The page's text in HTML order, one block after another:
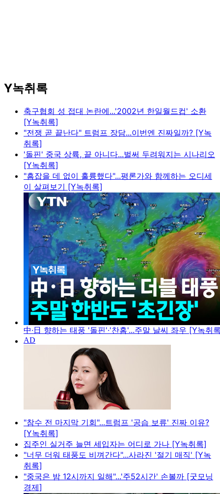
Y녹취록
축구협회 성 접대 논란에...'2002년 한일월드컵' 소환
[Y녹취록]
"전쟁 곧 끝난다" 트럼프 장담...이번엔 진짜일까? [Y녹
취록]
'돌핀' 중국 상륙, 끝 아니다...벌써 두려워지는 시나리오
[Y녹취록]
"흠잡을 데 없이 훌륭했다"...평론가와 함께하는 오디세
이 살펴보기 [Y녹취록]
中·日 향하는 태풍 '돌핀'·'찬홈'...주말 날씨 좌우 [Y녹취
"참수 전 마지막 기회"...트럼프 '공습 보류' 진짜 이유?
[Y녹취록]
집주인 실거주 늘면 세입자는 어디로 가나 [Y녹취록]
"너무 더워 태풍도 비껴간다"...사라진 '절기 매직' [Y녹
취록]
"중국은 밤 12시까지 일해"...'주52시간' 손볼까 [굿모닝
경제]